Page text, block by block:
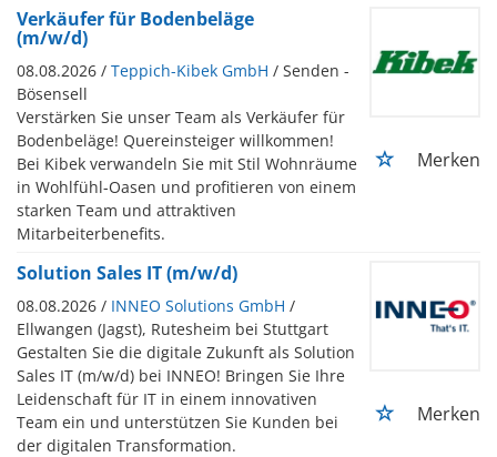
Verkäufer für Bodenbeläge
(m/w/d)
08.08.2026 / Teppich-Kibek GmbH / Senden -
Bösensell
Verstärken Sie unser Team als Verkäufer für
Bodenbeläge! Quereinsteiger willkommen!
Bei Kibek verwandeln Sie mit Stil Wohnräume
in Wohlfühl-Oasen und profitieren von einem
starken Team und attraktiven
Mitarbeiterbenefits.
Merken
Solution Sales IT (m/w/d)
08.08.2026 / INNEO Solutions GmbH /
Ellwangen (Jagst), Rutesheim bei Stuttgart
Gestalten Sie die digitale Zukunft als Solution
Sales IT (m/w/d) bei INNEO! Bringen Sie Ihre
Leidenschaft für IT in einem innovativen
Team ein und unterstützen Sie Kunden bei
der digitalen Transformation.
Merken